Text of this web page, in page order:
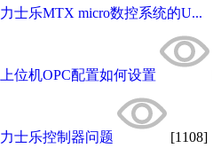
力士乐MTX micro数控系统的U...
上位机OPC配置如何设置
力士乐控制器问题 [1108]